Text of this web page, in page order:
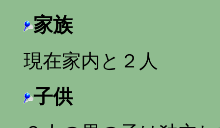
家族
現在家内と２人
子供